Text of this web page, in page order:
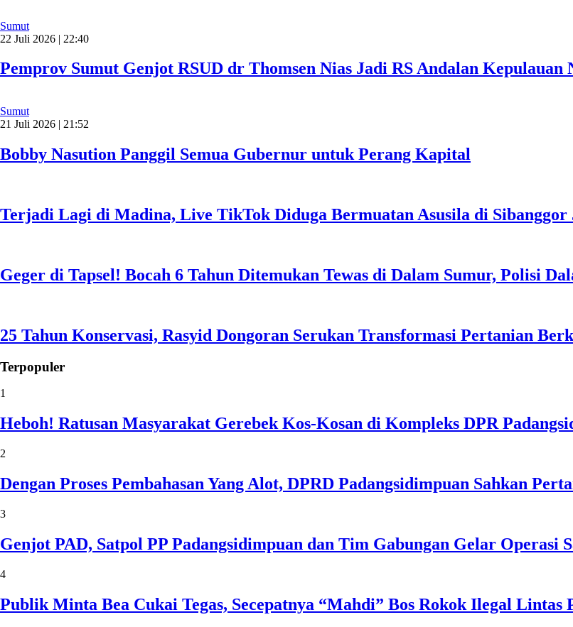
Sumut
22 Juli 2026 | 22:40
Pemprov Sumut Genjot RSUD dr Thomsen Nias Jadi RS Andalan Kepulauan
Sumut
21 Juli 2026 | 21:52
Bobby Nasution Panggil Semua Gubernur untuk Perang Kapital
Terjadi Lagi di Madina, Live TikTok Diduga Bermuatan Asusila di
Geger di Tapsel! Bocah 6 Tahun Ditemukan Tewas di Dalam Sumur, Polisi
25 Tahun Konservasi, Rasyid Dongoran Serukan Transformasi Pertanian
Terpopuler
1
Heboh! Ratusan Masyarakat Gerebek Kos-Kosan di Kompleks DPR
2
Dengan Proses Pembahasan Yang Alot, DPRD Padangsidimpuan Sahkan
3
Genjot PAD, Satpol PP Padangsidimpuan dan Tim Gabungan Gelar Operasi
4
Publik Minta Bea Cukai Tegas, Secepatnya “Mahdi” Bos Rokok Ilegal